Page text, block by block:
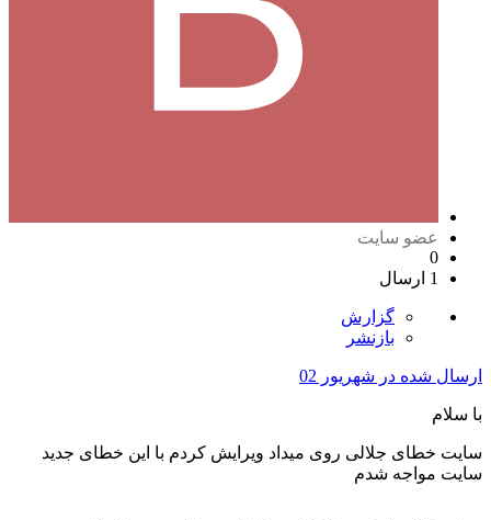
عضو سایت
0
1 ارسال
گزارش
بازنشر
ارسال شده در شهریور 02
با سلام
سایت خطای جلالی روی میداد ویرایش کردم با این خطای جدید
سایت مواجه شدم